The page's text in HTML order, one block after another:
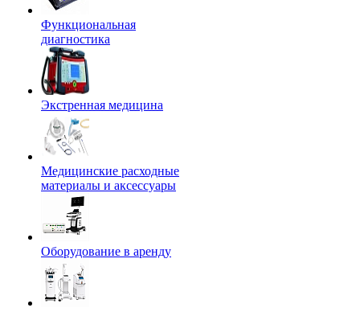
Функциональная
диагностика
Экстренная медицина
Медицинские расходные
материалы и аксессуары
Оборудование в аренду